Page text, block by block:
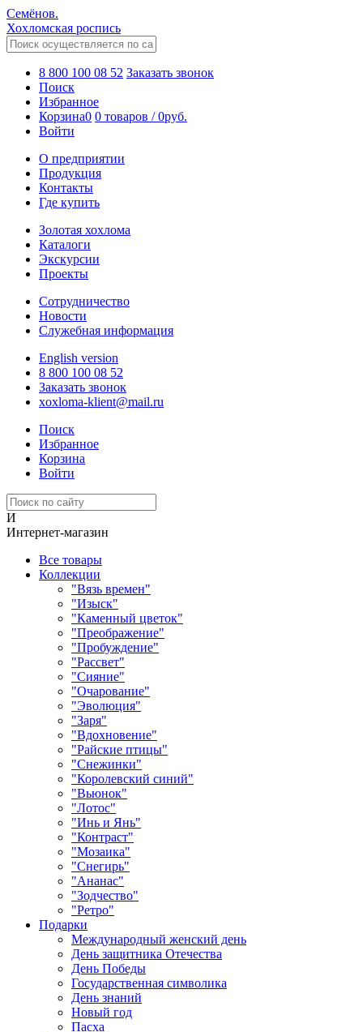
Семёнов.
Хохломская роспись
8 800 100 08 52 Заказать звонок
Поиск
Избранное
Корзина0 0 товаров /0руб.
Войти
О предприятии
Продукция
Контакты
Где купить
Золотая хохлома
Каталоги
Экскурсии
Проекты
Сотрудничество
Новости
Служебная информация
English version
8 800 100 08 52
Заказать звонок
xoxloma-klient@mail.ru
Поиск
Избранное
Корзина
Войти
И
Интернет-магазин
Все товары
Коллекции
"Вязь времен"
"Изыск"
"Каменный цветок"
"Преображение"
"Пробуждение"
"Рассвет"
"Сияние"
"Очарование"
"Эволюция"
"Заря"
"Вдохновение"
"Райские птицы"
"Снежинки"
"Королевский синий"
"Вьюнок"
"Лотос"
"Инь и Янь"
"Контраст"
"Мозаика"
"Снегирь"
"Ананас"
"Зодчество"
"Ретро"
Подарки
Международный женский день
День защитника Отечества
День Победы
Государственная символика
День знаний
Новый год
Пасха